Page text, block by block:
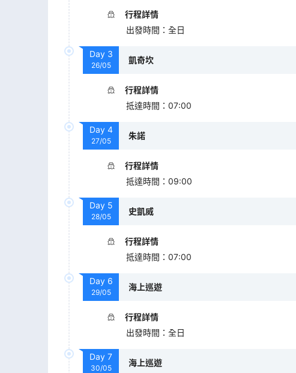
行程詳情
出發時間 ： 全日
Day 3
26/05
凱奇坎
行程詳情
抵達時間 ： 07:00
Day 4
27/05
朱諾
行程詳情
抵達時間 ： 09:00
Day 5
28/05
史凱威
行程詳情
抵達時間 ： 07:00
Day 6
29/05
海上巡遊
行程詳情
出發時間 ： 全日
Day 7
30/05
海上巡遊